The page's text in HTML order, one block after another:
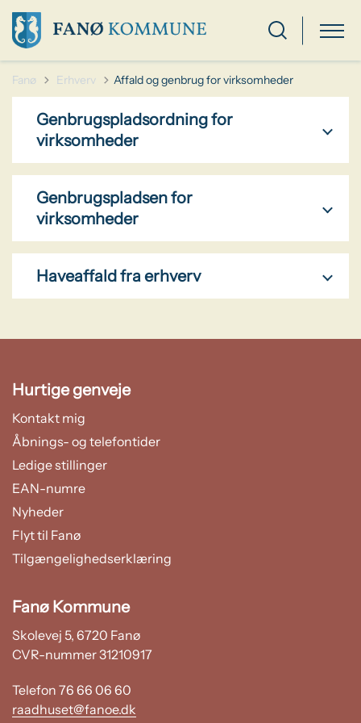
Fanø Tilbage til
Erhverv Affald og genbrug for virksomheder
Genbrugspladsordning for
virksomheder
Genbrugspladsen for
virksomheder
Haveaffald fra erhverv
Hurtige genveje
Kontakt mig
Åbnings- og telefontider
Ledige stillinger
EAN-numre
Nyheder
Flyt til Fanø
Tilgængelighedserklæring
Fanø Kommune
Skolevej 5, 6720 Fanø
CVR-nummer 31210917
Telefon 76 66 06 60
raadhuset@fanoe.dk